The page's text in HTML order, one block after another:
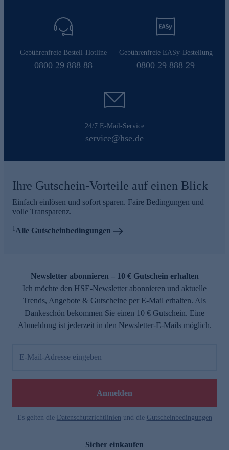
Gebührenfreie Bestell-Hotline
0800 29 888 88
Gebührenfreie EASy-Bestellung
0800 29 888 29
24/7 E-Mail-Service
service@hse.de
Ihre Gutschein-Vorteile auf einen Blick
Einfach einlösen und sofort sparen. Faire Bedingungen und
volle Transparenz.
1Alle Gutscheinbedingungen
Newsletter abonnieren – 10 € Gutschein erhalten
Ich möchte den HSE-Newsletter abonnieren und aktuelle
Trends, Angebote & Gutscheine per E-Mail erhalten. Als
Dankeschön bekommen Sie einen 10 € Gutschein. Eine
Abmeldung ist jederzeit in den Newsletter-E-Mails möglich.
E-Mail-Adresse eingeben
Anmelden
Es gelten die Datenschutzrichtlinien und die Gutscheinbedingungen
Sicher einkaufen